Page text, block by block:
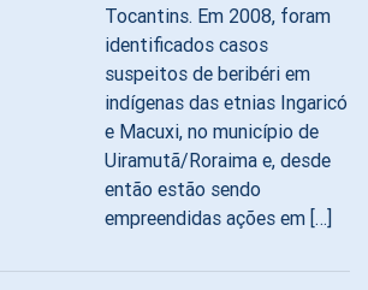
Tocantins. Em 2008, foram
identificados casos
suspeitos de beribéri em
indígenas das etnias Ingaricó
e Macuxi, no município de
Uiramutã/Roraima e, desde
então estão sendo
empreendidas ações em […]